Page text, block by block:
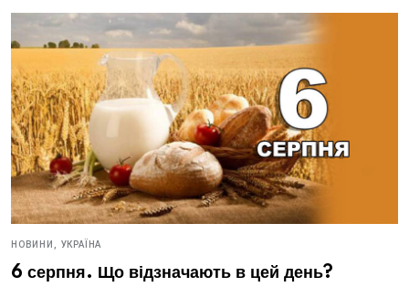
НОВИНИ, УКРАЇНА
6 серпня. Що відзначають в цей день?